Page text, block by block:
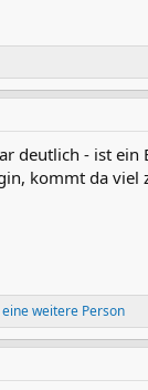
deutlich - ist
kommt da
eine weitere Person